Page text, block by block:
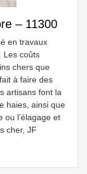
– 11300
en travaux
Les coûts
chers que
à faire des
artisans font la
haies, ainsi que
ou l’élagage et
cher, JF